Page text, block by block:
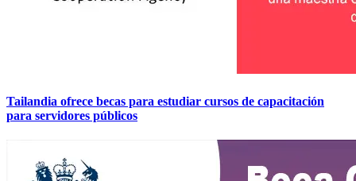
Tailandia ofrece becas para estudiar cursos de capacitación
para servidores públicos